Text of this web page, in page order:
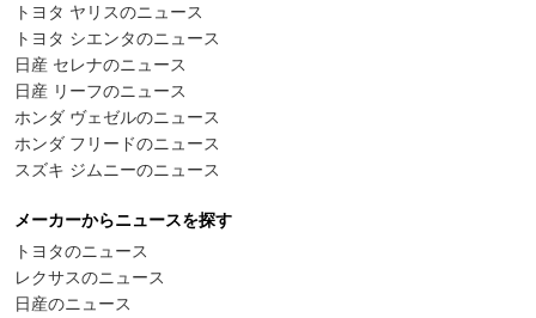
トヨタ ヤリスのニュース
トヨタ シエンタのニュース
日産 セレナのニュース
日産 リーフのニュース
ホンダ ヴェゼルのニュース
ホンダ フリードのニュース
スズキ ジムニーのニュース
メーカーからニュースを探す
トヨタのニュース
レクサスのニュース
日産のニュース